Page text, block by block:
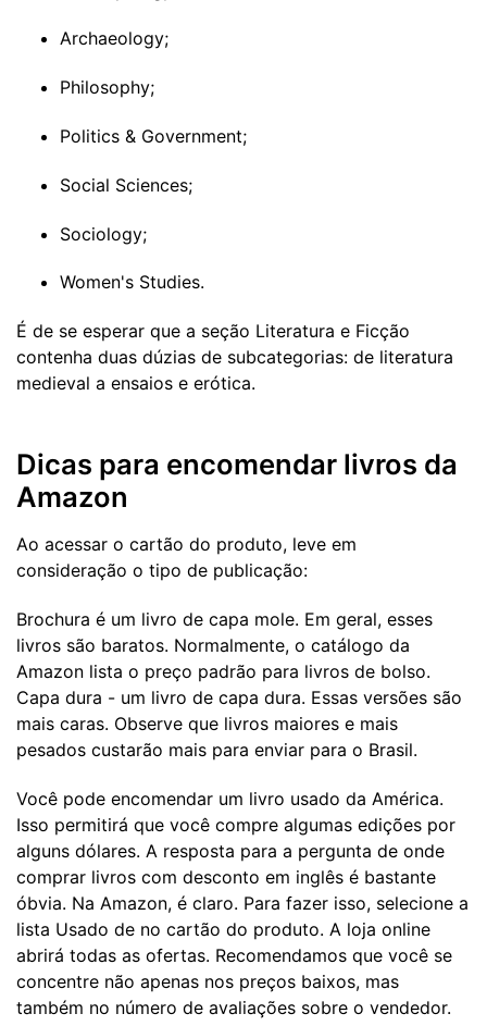
Archaeology;
Philosophy;
Politics & Government;
Social Sciences;
Sociology;
Women's Studies.
É de se esperar que a seção Literatura e Ficção
contenha duas dúzias de subcategorias: de literatura
medieval a ensaios e erótica.
Dicas para encomendar livros da
Amazon
Ao acessar o cartão do produto, leve em
consideração o tipo de publicação:
Brochura é um livro de capa mole. Em geral, esses
livros são baratos. Normalmente, o catálogo da
Amazon lista o preço padrão para livros de bolso.
Capa dura - um livro de capa dura. Essas versões são
mais caras. Observe que livros maiores e mais
pesados ​​custarão mais para enviar para o Brasil.
Você pode encomendar um livro usado da América.
Isso permitirá que você compre algumas edições por
alguns dólares. A resposta para a pergunta de onde
comprar livros com desconto em inglês é bastante
óbvia. Na Amazon, é claro. Para fazer isso, selecione a
lista Usado de no cartão do produto. A loja online
abrirá todas as ofertas. Recomendamos que você se
concentre não apenas nos preços baixos, mas
também no número de avaliações sobre o vendedor.